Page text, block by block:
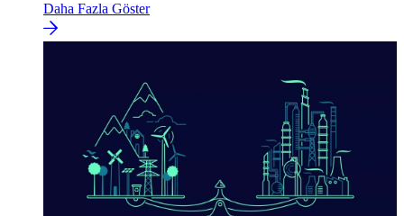
Daha Fazla Göster